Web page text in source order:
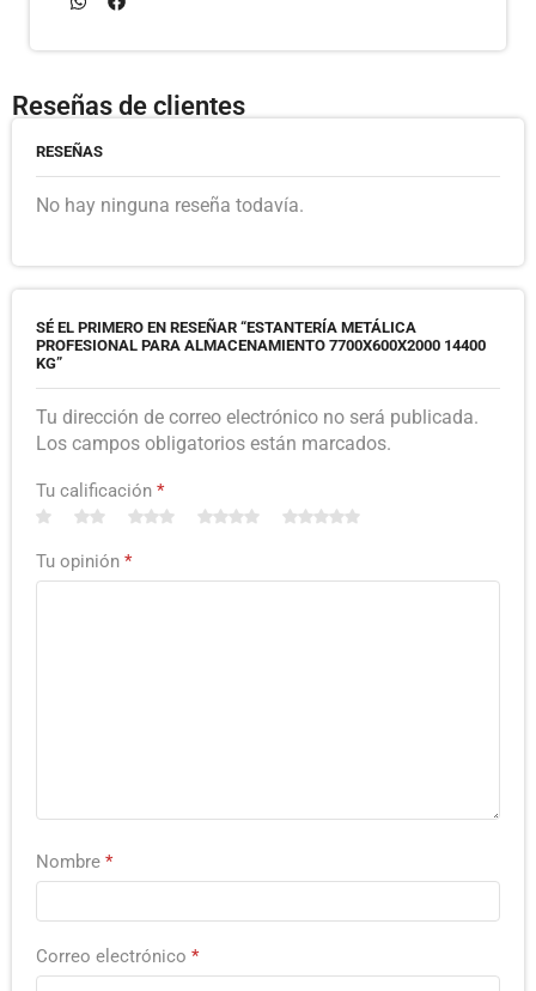
Reseñas de clientes
RESEÑAS
No hay ninguna reseña todavía.
SÉ EL PRIMERO EN RESEÑAR “ESTANTERÍA METÁLICA
PROFESIONAL PARA ALMACENAMIENTO 7700X600X2000 14400
KG”
Tu dirección de correo electrónico no será publicada.
Los campos obligatorios están marcados.
Tu calificación *
Tu opinión *
Nombre *
Correo electrónico *